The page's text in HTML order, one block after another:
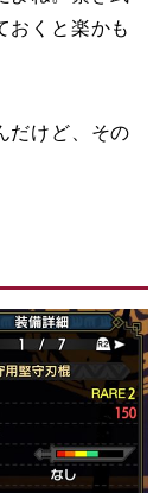
おくと楽かも
だけど、その